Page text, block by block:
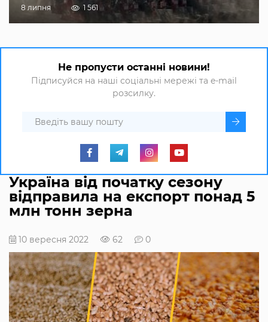
8 липня 1 561
Не пропусти останні новини!
Підписуйся на наші соціальні мережі та e-mail
розсилку.
Україна від початку сезону
відправила на експорт понад 5
млн тонн зерна
10 вересня 2022 62 0